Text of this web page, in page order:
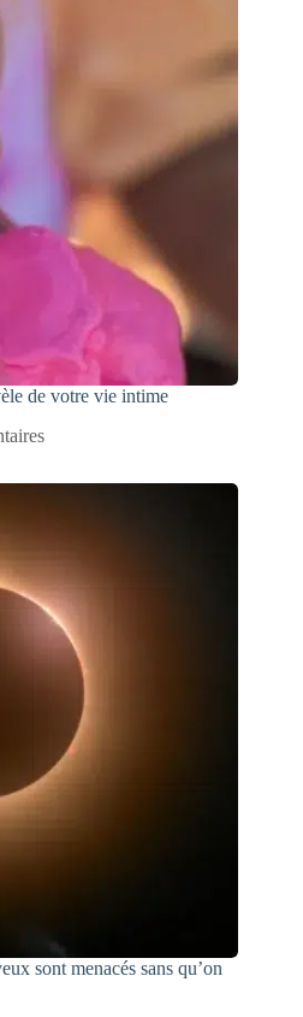
de votre vie intime
sont menacés sans qu’on